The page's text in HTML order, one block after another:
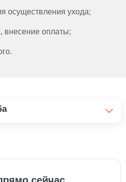
осуществления ухода;
внесение оплаты;